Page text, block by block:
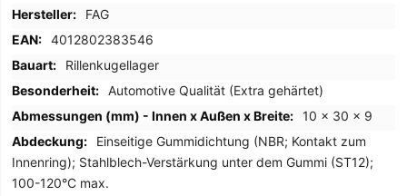
InformationenFAG
4012802383546
Rillenkugellager
Automotive Qualität (Extra gehärtet)
10 x 30 x 9
Einseitige Gummidichtung (NBR; Kontakt zum
Innenring); Stahlblech-Verstärkung unter dem Gummi (ST12);
100-120°C max.